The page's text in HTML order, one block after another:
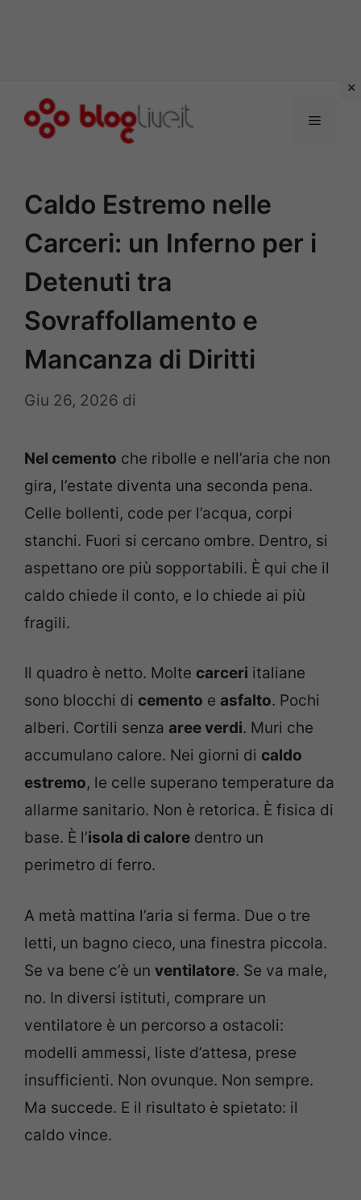
Menu
Caldo Estremo nelle
Carceri: un Inferno per i
Detenuti tra
Sovraffollamento e
Mancanza di Diritti
Giu 26, 2026 di
Nel cemento che ribolle e nell’aria che non
gira, l’estate diventa una seconda pena.
Celle bollenti, code per l’acqua, corpi
stanchi. Fuori si cercano ombre. Dentro, si
aspettano ore più sopportabili. È qui che il
caldo chiede il conto, e lo chiede ai più
fragili.
Il quadro è netto. Molte carceri italiane
sono blocchi di cemento e asfalto. Pochi
alberi. Cortili senza aree verdi. Muri che
accumulano calore. Nei giorni di caldo
estremo, le celle superano temperature da
allarme sanitario. Non è retorica. È fisica di
base. È l’isola di calore dentro un
perimetro di ferro.
A metà mattina l’aria si ferma. Due o tre
letti, un bagno cieco, una finestra piccola.
Se va bene c’è un ventilatore. Se va male,
no. In diversi istituti, comprare un
ventilatore è un percorso a ostacoli:
modelli ammessi, liste d’attesa, prese
insufficienti. Non ovunque. Non sempre.
Ma succede. E il risultato è spietato: il
caldo vince.